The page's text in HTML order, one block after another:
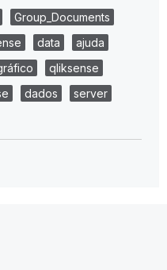
Group_Documents
data
ajuda
qliksense
dados
server